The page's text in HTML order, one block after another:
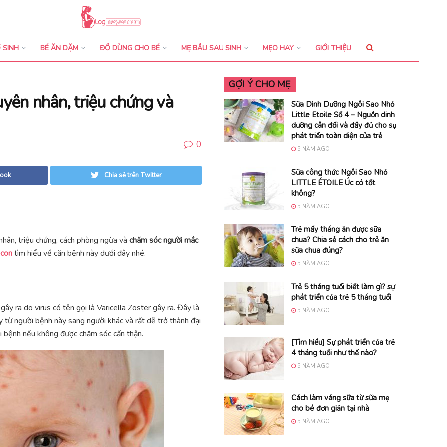
SINH BÉ ĂN DẶM ĐỒ DÙNG CHO BÉ MẸ BẦU SAU SINH MẸO HAY GIỚI THIỆU
nhân, triệu chứng và
0
Chia sẻ trên Twitter
triệu chứng, cách phòng ngừa và chăm sóc người mắc
tìm hiểu về căn bệnh này dưới đây nhé.
ra do virus có tên gọi là Varicella Zoster gây ra. Đây là
người bệnh này sang người khác và rất dễ trở thành đại
nếu không được chăm sóc cẩn thận.
GỢI Ý CHO MẸ
Sữa Dinh Dưỡng Ngôi Sao Nhỏ
Little Etoile Số 4 – Nguồn dinh
dưỡng cân đối và đầy đủ cho sự
phát triển toàn diện của trẻ
5 NĂM AGO
Sữa công thức Ngôi Sao Nhỏ
LITTLE ÉTOILE Úc có tốt
không?
5 NĂM AGO
Trẻ mấy tháng ăn được sữa
chua? Chia sẻ cách cho trẻ ăn
sữa chua đúng?
5 NĂM AGO
Trẻ 5 tháng tuổi biết làm gì? sự
phát triển của trẻ 5 tháng tuổi
5 NĂM AGO
[Tìm hiểu] Sự phát triển của trẻ
4 tháng tuổi như thế nào?
5 NĂM AGO
Cách làm váng sữa từ sữa mẹ
cho bé đơn giản tại nhà
5 NĂM AGO